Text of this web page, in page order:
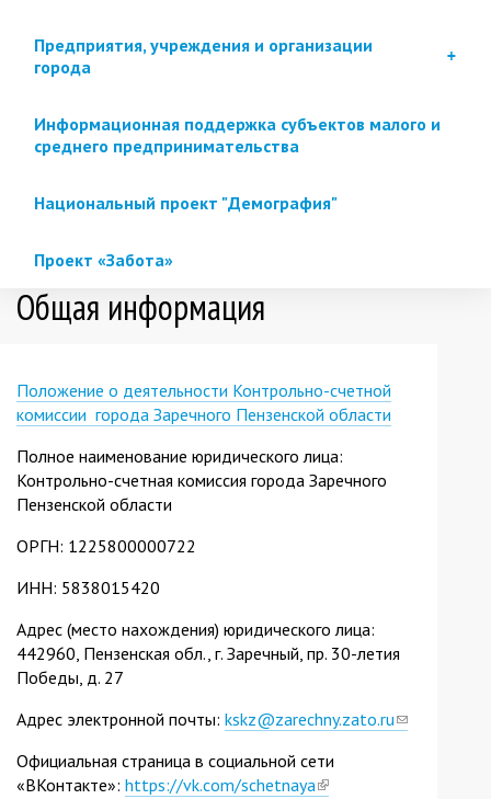
Предприятия, учреждения и организации
города
Информационная поддержка субъектов малого и
среднего предпринимательства
Национальный проект "Демография"
Проект «Забота»
Общая информация
Положение о деятельности Контрольно-счетной
комиссии города Заречного Пензенской области
Полное наименование юридического лица:
Контрольно-счетная комиссия города Заречного
Пензенской области
ОРГН: 1225800000722
ИНН: 5838015420
Адрес (место нахождения) юридического лица:
442960, Пензенская обл., г. Заречный, пр. 30-летия
Победы, д. 27
Адрес электронной почты: kskz@zarechny.zato.ru(link
Официальная страница в социальной сети
«ВКонтакте»: https://vk.com/schetnaya(link